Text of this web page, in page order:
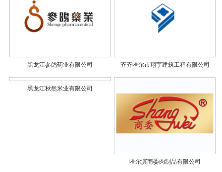
黑龙江参鸽药业有限公司 齐齐哈尔市翔宇建筑工程有限公司
黑龙江秋然米业有限公司
哈尔滨商委肉制品有限公司